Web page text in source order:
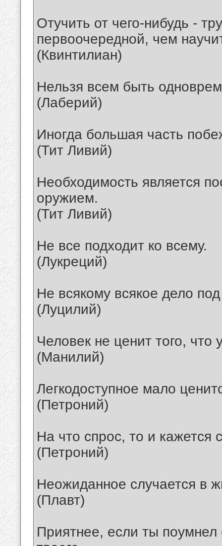
Отучить от чего-нибудь -
первоочередной, чем
(Квинтилиан)
Нельзя всем быть
(Лаберий)
Иногда большая часть
(Тит Ливий)
Необходимость является
оружием.
(Тит Ливий)
Не все подходит ко всему.
(Лукреций)
Не всякому всякое дело
(Луцилий)
Человек не ценит того, что
(Манилий)
Легкодоступное мало
(Петроний)
На что спрос, то и
(Петроний)
Неожиданное случается в
(Плавт)
Приятнее, если ты поумнел